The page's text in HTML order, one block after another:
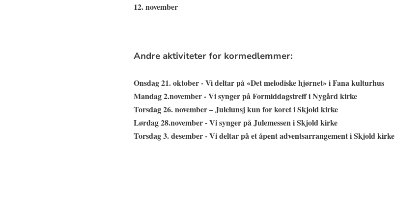
12. november
Andre aktiviteter for kormedlemmer:
Onsdag 21. oktober- Vi deltar på «Det melodiske hjørnet» i Fana kulturhus
Mandag 2.november- Vi synger på Formiddagstreff i Nygård kirke
Torsdag 26. november– Julelunsj kun for koret i Skjold kirke
Lørdag 28.november- Vi synger på Julemessen i Skjold kirke
Torsdag 3. desember- Vi deltar på et åpent adventsarrangement i Skjold kirke